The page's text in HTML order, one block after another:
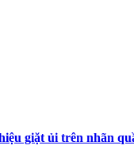
giặt ủi trên nhãn